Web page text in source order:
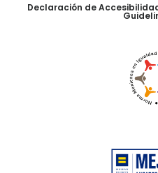
Declaración de